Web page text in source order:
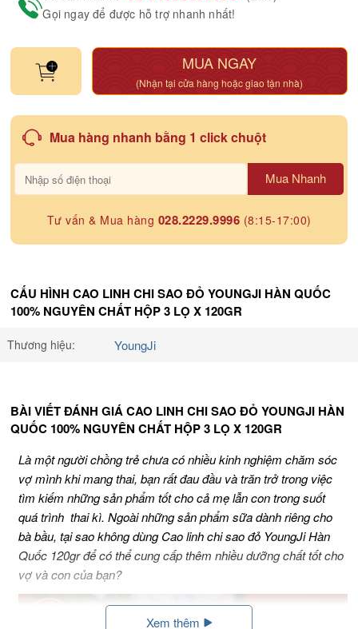
Gọi ngay để được hỗ trợ nhanh nhất!
MUA NGAY
(Nhận tại cửa hàng hoặc giao tận nhà)
Mua hàng nhanh bằng 1 click chuột
Mua Nhanh
Tư vấn & Mua hàng 028.2229.9996 (8:15-17:00)
CẤU HÌNH CAO LINH CHI SAO ĐỎ YOUNGJI HÀN QUỐC
100% NGUYÊN CHẤT HỘP 3 LỌ X 120GR
Thương hiệu: YoungJi
BÀI VIẾT ĐÁNH GIÁ CAO LINH CHI SAO ĐỎ YOUNGJI HÀN
QUỐC 100% NGUYÊN CHẤT HỘP 3 LỌ X 120GR
Là một người chồng trẻ chưa có nhiều kinh nghiệm chăm sóc
vợ mình khi mang thai, bạn rất đau đầu và trăn trở trong việc
tìm kiếm những sản phẩm tốt cho cả mẹ lẫn con trong suốt
quá trình thai kì. Ngoài những sản phẩm sữa dành riêng cho
bà bầu, tại sao không dùng Cao linh chi sao đỏ YoungJi Hàn
Quốc 120gr để có thể cung cấp thêm nhiều dưỡng chất tốt cho
vợ và con của bạn?
Xem thêm